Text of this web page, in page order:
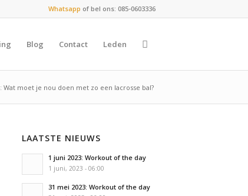
Whatsapp of bel ons: 085-0603336
Blog Contact Leden
Wat moet je nou doen met zo een lacrosse bal?
LAATSTE NIEUWS
1 juni 2023: Workout of the day
1 juni, 2023 - 06:00
31 mei 2023: Workout of the day